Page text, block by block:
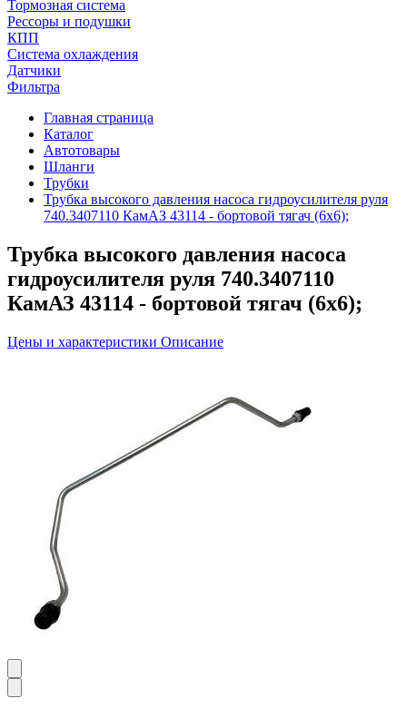
Тормозная система
Рессоры и подушки
КПП
Система охлаждения
Датчики
Фильтра
Главная страница
Каталог
Автотовары
Шланги
Трубки
Трубка высокого давления насоса гидроусилителя руля
740.3407110 КамАЗ 43114 - бортовой тягач (6х6);
Трубка высокого давления насоса
гидроусилителя руля 740.3407110
КамАЗ 43114 - бортовой тягач (6х6);
Цены и характеристики Описание